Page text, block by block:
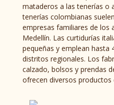
mataderos a las tenerías o
tenerías colombianas
empresas familiares de los
Medellín. Las curtidurías
pequeñas y emplean hasta
distritos regionales. Los
calzado, bolsos y prendas
ofrecen diversos productos